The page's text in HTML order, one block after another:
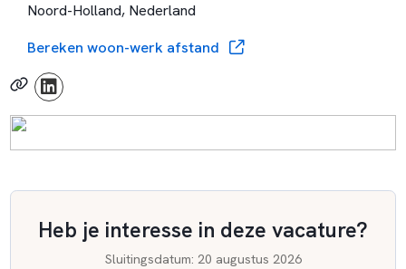
Noord-Holland, Nederland
Bereken woon-werk afstand
Heb je interesse in deze vacature?
Sluitingsdatum: 20 augustus 2026